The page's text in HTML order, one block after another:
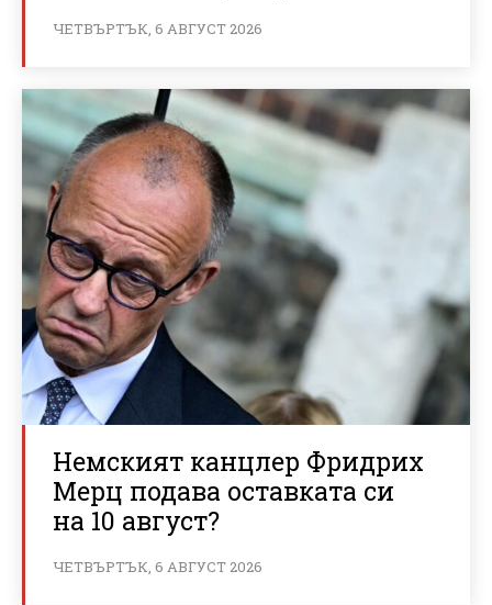
ЧЕТВЪРТЪК, 6 АВГУСТ 2026
Немският канцлер Фридрих
Мерц подава оставката си
на 10 август?
ЧЕТВЪРТЪК, 6 АВГУСТ 2026